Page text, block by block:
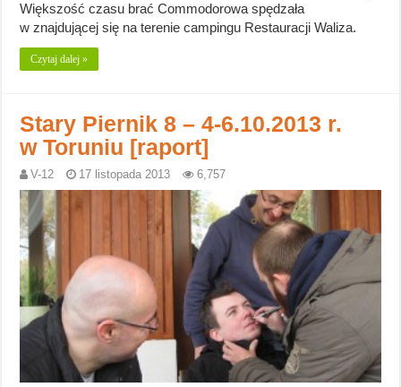
Większość czasu brać Commodorowa spędzała
w znajdującej się na terenie campingu Restauracji Waliza.
Czytaj dalej »
Stary Piernik 8 – 4-6.10.2013 r.
w Toruniu [raport]
V-12 17 listopada 2013 6,757